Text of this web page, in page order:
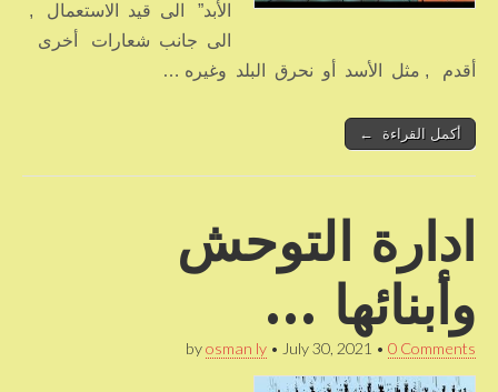
الأبد” الى قيد الاستعمال ,
الى جانب شعارات أخرى
أقدم , مثل الأسد أو نحرق البلد وغيره …
أكمل القراءة ←
ادارة التوحش
وأبنائها …
byosman ly • July 30, 2021 • 0 Comments